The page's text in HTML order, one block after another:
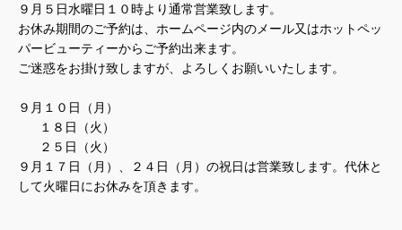
９月５日水曜日１０時より通常営業致します。
お休み期間のご予約は、ホームページ内のメール又はホットペッ
パービューティーからご予約出来ます。
ご迷惑をお掛け致しますが、よろしくお願いいたします。
９月１０日（月）
１８日（火）
２５日（火）
９月１７日（月）、２４日（月）の祝日は営業致します。代休と
して火曜日にお休みを頂きます。